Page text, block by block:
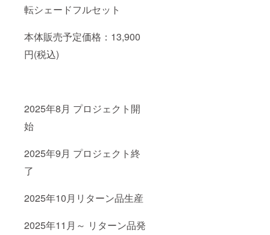
転シェードフルセット
本体販売予定価格：13,900
円(税込)
2025年8月 プロジェクト開
始
2025年9月 プロジェクト終
了
2025年10月リターン品生産
2025年11月～ リターン品発